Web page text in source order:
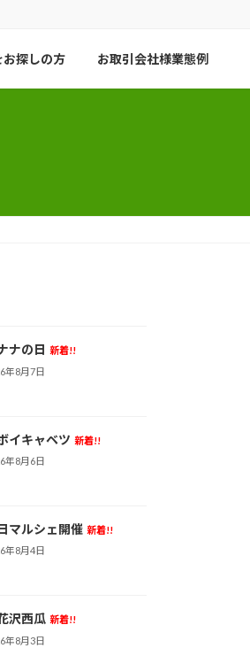
探しの方 お取引会社様業態例
ナの日 新着!!
年8月7日
イキャベツ 新着!!
年8月6日
マルシェ開催 新着!!
年8月4日
沢西瓜 新着!!
年8月3日